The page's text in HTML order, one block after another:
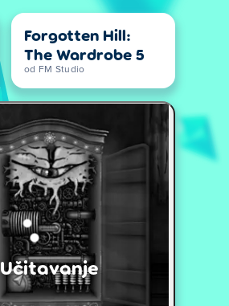
Forgotten Hill:
The Wardrobe 5
od FM Studio
Učitavanje